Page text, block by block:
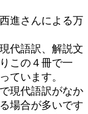
進さんによる万
代語訳、解説文
この４冊で一
ています。
現代語訳がなか
場合が多いです